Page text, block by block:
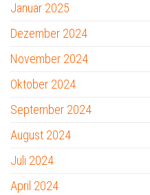
Januar 2025
Dezember 2024
November 2024
Oktober 2024
September 2024
August 2024
Juli 2024
April 2024